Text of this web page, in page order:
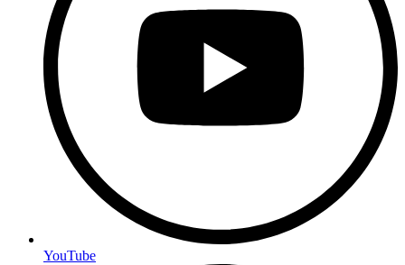
YouTube